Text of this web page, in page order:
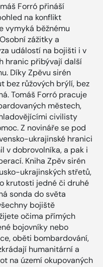
Forró přináší
na konflikt
vymyká běžnému
zážitky a
událostí na bojišti i v
hranic přibývají další
Díky Zpěvu sirén
bez růžových brýlí, bez
Tomáš Forró pracuje
městech,
civilisty
Z novináře se pod
ukrajinské hranici
v dobrovolníka, a pak i
Kniha Zpěv sirén
ukrajinských střetů,
krutosti jedné či druhé
sonda do světa
bojiště
očima přímých
bojovníky nebo
oběti bombardování,
humanitární a
na území okupovaných